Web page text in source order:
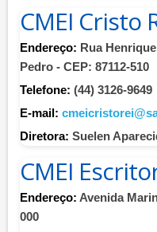
CMEI Cristo
Endereço: Rua
Pedro - CEP: 87112-510
Telefone: (44) 3126-9649
E-mail:
Diretora: Suelen
CMEI
Endereço: Avenida
000